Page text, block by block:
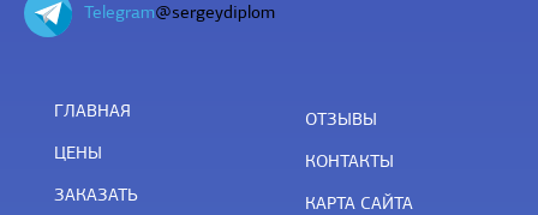
Telegram@sergeydiplom
ГЛАВНАЯ
ЦЕНЫ
ЗАКАЗАТЬ
ОТЗЫВЫ
КОНТАКТЫ
КАРТА САЙТА